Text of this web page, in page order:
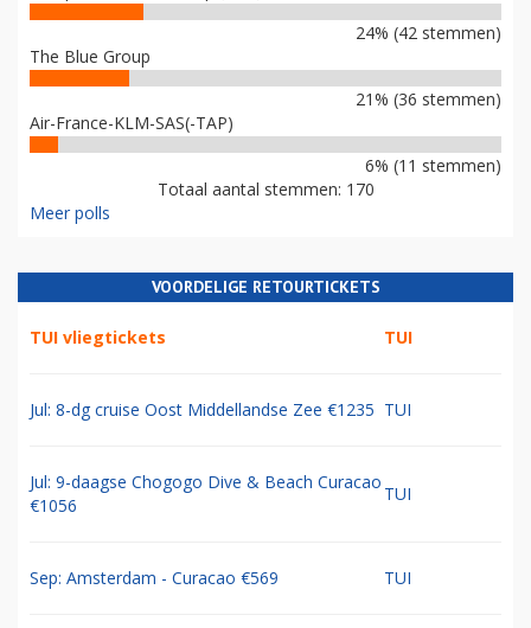
24% (42 stemmen)
The Blue Group
21% (36 stemmen)
Air-France-KLM-SAS(-TAP)
6% (11 stemmen)
Totaal aantal stemmen: 170
Meer polls
VOORDELIGE RETOURTICKETS
TUI vliegtickets TUI
Jul: 8-dg cruise Oost Middellandse Zee €1235 TUI
Jul: 9-daagse Chogogo Dive & Beach Curacao
€1056
TUI
Sep: Amsterdam - Curacao €569 TUI